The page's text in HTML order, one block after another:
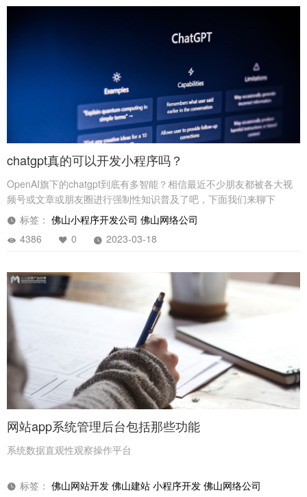
chatgpt真的可以开发小程序吗？
OpenAI旗下的chatgpt到底有多智能？相信最近不少朋友都被各大视
频号或文章或朋友圈进行强制性知识普及了吧，下面我们来聊下
chatgpt现状和未来。
标签： 佛山小程序开发公司 佛山网络公司
4386
0 2023-03-18
网站app系统管理后台包括那些功能
系统数据直观性观察操作平台
标签： 佛山网站开发 佛山建站 小程序开发 佛山网络公司